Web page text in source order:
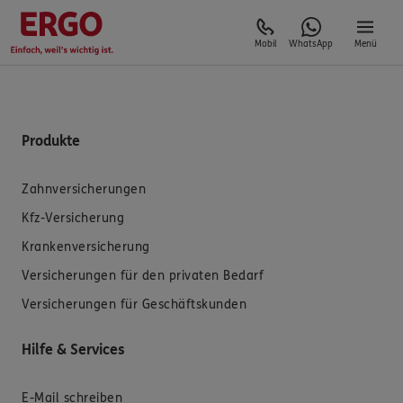
Mobil WhatsApp Menü
Produkte
Zahnversicherungen
Kfz-Versicherung
Krankenversicherung
Versicherungen für den privaten Bedarf
Versicherungen für Geschäftskunden
Hilfe & Services
E-Mail schreiben